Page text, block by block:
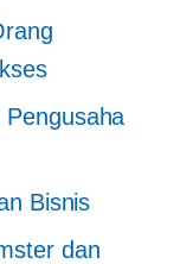
Bisnis
dan